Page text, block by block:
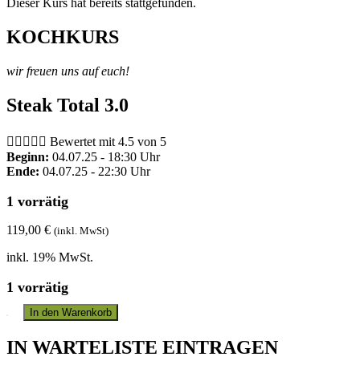
Dieser Kurs hat bereits stattgefunden.
KOCHKURS
wir freuen uns auf euch!
Steak Total 3.0
     Bewertet mit 4.5 von 5
Beginn: 04.07.25 - 18:30 Uhr
Ende: 04.07.25 - 22:30 Uhr
1 vorrätig
119,00 € (inkl. MwSt)
inkl. 19% MwSt.
1 vorrätig
In den Warenkorb
IN WARTELISTE EINTRAGEN